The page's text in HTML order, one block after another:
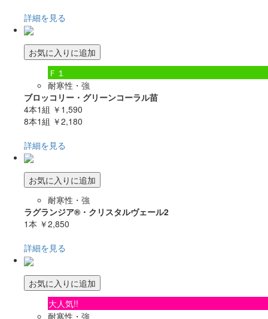
詳細を見る
お気に入りに追加
Ｆ１
耐寒性・強
ブロッコリー・グリーンコーラル苗
4本1組 ￥1,590
8本1組 ￥2,180
詳細を見る
お気に入りに追加
耐寒性・強
ラグランジア®・クリスタルヴェール2
1本 ￥2,850
詳細を見る
お気に入りに追加
大人気!!
耐寒性・強